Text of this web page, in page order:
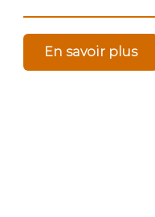
En savoir plus